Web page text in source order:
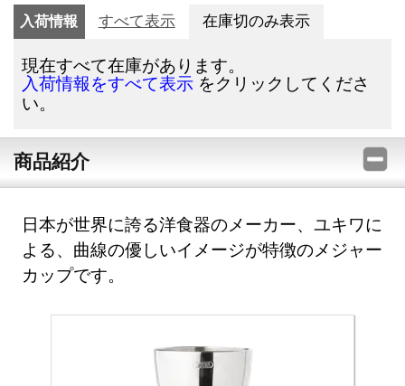
入荷情報 すべて表示 在庫切のみ表示
現在すべて在庫があります。
入荷情報をすべて表示 をクリックしてくださ
い。
商品紹介
日本が世界に誇る洋食器のメーカー、ユキワに
よる、曲線の優しいイメージが特徴のメジャー
カップです。